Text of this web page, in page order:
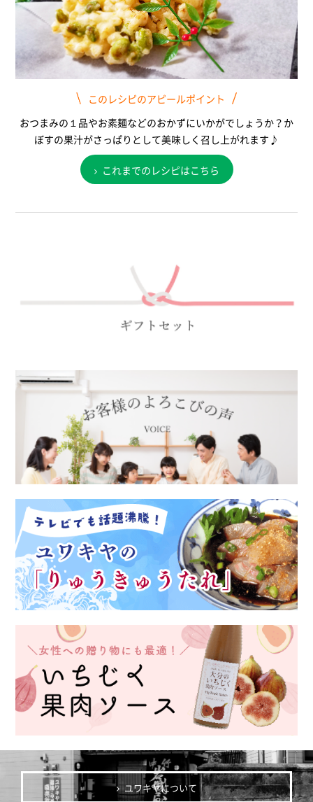
このレシピのアピールポイント
おつまみの１品やお素麺などのおかずにいかがでしょうか？か
ぼすの果汁がさっぱりとして美味しく召し上がれます♪
これまでのレシピはこちら
ユワキヤについて